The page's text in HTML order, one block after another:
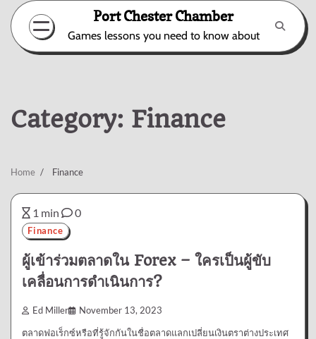
Skip
content
Port Chester Chamber
Games lessons you need to know about
Category: Finance
Home Finance
1 min 0
Finance
ผู้เข้าร่วมตลาดใน Forex – ใครเป็นผู้ขับ
เคลื่อนการดำเนินการ?
Ed Miller November 13, 2023
ตลาดฟอเร็กซ์หรือที่รู้จักกันในชื่อตลาดแลกเปลี่ยนเงินตราต่างประเทศ